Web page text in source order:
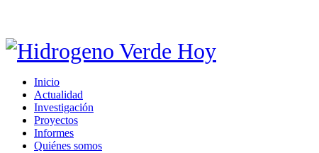
Inicio
Actualidad
Investigación
Proyectos
Informes
Quiénes somos